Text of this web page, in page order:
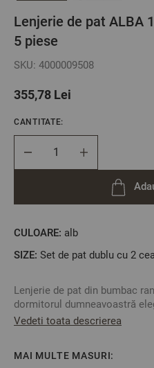
Lenjerie de pat ALBA
5 piese
SKU: 4000009508
355,78 Lei
CULOARE: alb
SIZE: Set de pat dublu cu 2
Lenjerie de pat din bumbac
dormitorul dumneavoastră
Cearșaful pentru pilotă se
Este o lenjerie foarte
Vedeti toata descrierea
MAI MULTE MASURI:
CANTITATE: